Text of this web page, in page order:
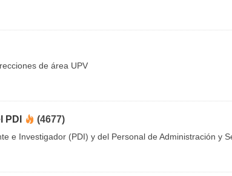
de área UPV
PDI (4677)
e Investigador (PDI) y del Personal de Administración y